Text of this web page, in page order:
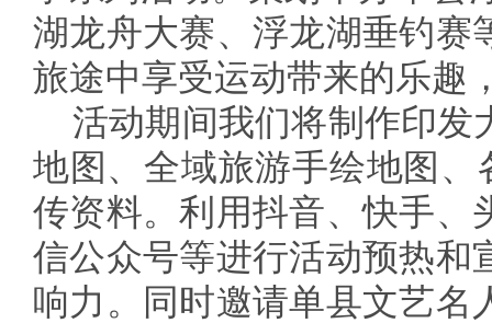
湖龙舟大赛、浮龙湖垂钓赛
旅途中享受运动带来的乐趣
活动期间我们将制作印发
地图、全域旅游手绘地图
传资料。利用抖音、快手、
信公众号等进行活动预热和
响力。同时邀请单县文艺名